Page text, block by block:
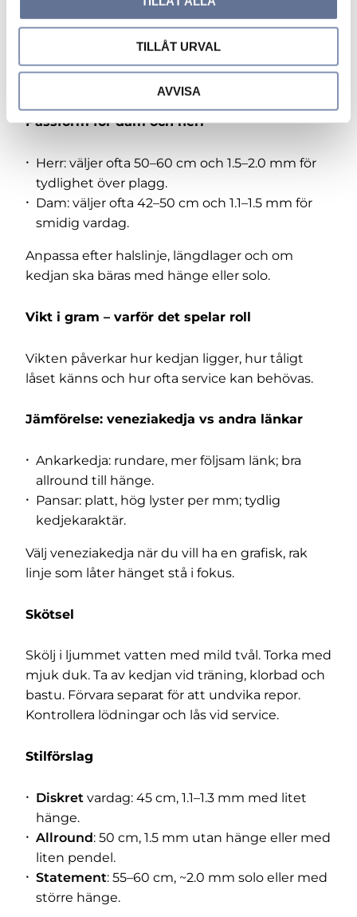
TILLÅT URVAL
AVVISA
1.1–1.3 mm för små hängen, 1.5–1.7 mm för normal
pendel och runt 2.0 mm för större hänge.
Passform för dam och herr
Herr: väljer ofta 50–60 cm och 1.5–2.0 mm för
tydlighet över plagg.
Dam: väljer ofta 42–50 cm och 1.1–1.5 mm för
smidig vardag.
Anpassa efter halslinje, längdlager och om
kedjan ska bäras med hänge eller solo.
Vikt i gram – varför det spelar roll
Vikten påverkar hur kedjan ligger, hur tåligt
låset känns och hur ofta service kan behövas.
Jämförelse: veneziakedja vs andra länkar
Ankarkedja: rundare, mer följsam länk; bra
allround till hänge.
Pansar: platt, hög lyster per mm; tydlig
kedjekaraktär.
Välj veneziakedja när du vill ha en grafisk, rak
linje som låter hänget stå i fokus.
Skötsel
Skölj i ljummet vatten med mild tvål. Torka med
mjuk duk. Ta av kedjan vid träning, klorbad och
bastu. Förvara separat för att undvika repor.
Kontrollera lödningar och lås vid service.
Stilförslag
Diskret vardag: 45 cm, 1.1–1.3 mm med litet
hänge.
Allround: 50 cm, 1.5 mm utan hänge eller med
liten pendel.
Statement: 55–60 cm, ~2.0 mm solo eller med
större hänge.